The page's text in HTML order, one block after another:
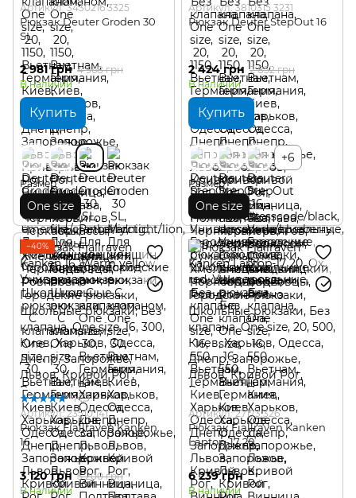
Артикул: 3430216 3325
Рюкзак Deuter Groden 30
SL
2 981 грн 4 968 грн
В наличии
Купить
Размер
One size
Артикул: 3810315 3231
Рюкзак Deuter StepOut 16
2 424 грн 2 852 грн
В наличии
Купить
+6
Размер
One size
−40%
1
Артикул: 23510.141
Рюкзак Fjallraven Kanken
16
3 120 грн 5 200 грн
В наличии
Артикул: 27173.326
Рюкзак Fjallraven Kanken
Laptop-17 20
6 239 грн
В наличии